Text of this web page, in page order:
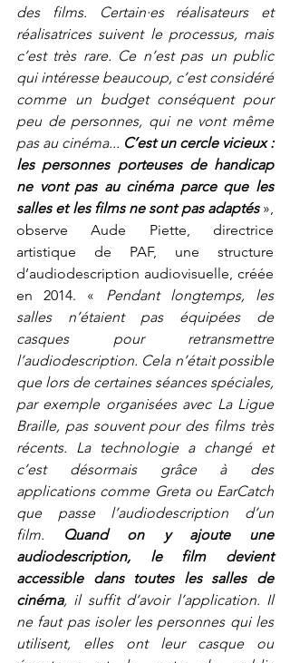
des films. Certain·es réalisateurs et
réalisatrices suivent le processus, mais
c’est très rare. Ce n’est pas un public
qui intéresse beaucoup, c’est considéré
comme un budget conséquent pour
peu de personnes, qui ne vont même
pas au cinéma... C’est un cercle vicieux :
les personnes porteuses de handicap
ne vont pas au cinéma parce que les
salles et les films ne sont pas adaptés »,
observe Aude Piette, directrice
artistique de PAF, une structure
d’audiodescription audiovisuelle, créée
en 2014. « Pendant longtemps, les
salles n’étaient pas équipées de
casques pour retransmettre
l’audiodescription. Cela n’était possible
que lors de certaines séances spéciales,
par exemple organisées avec La Ligue
Braille, pas souvent pour des films très
récents. La technologie a changé et
c’est désormais grâce à des
applications comme Greta ou EarCatch
que passe l’audiodescription d’un
film.
Quand on y ajoute une
audiodescription, le film devient
accessible dans toutes les salles de
cinéma, il suffit d’avoir l’application. Il
ne faut pas isoler les personnes qui les
utilisent, elles ont leur casque ou